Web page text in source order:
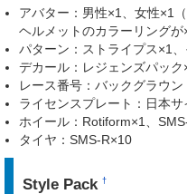
アバター：男性×1、女性×1
ヘルメットのカラーリングが
パターン：ストライプス×1
デカール：レジェンズパック
レース番号：バックグラウン
ライセンスプレート：日本
ホイール：Rotiform×1、
タイヤ：SMS-R×10
Style Pack†